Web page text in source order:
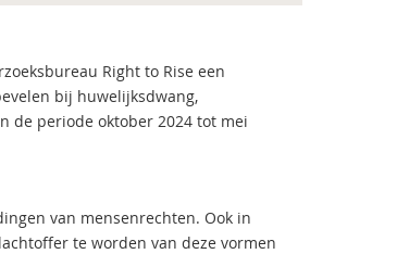
Right to Rise een
bij huwelijksdwang,
de periode oktober 2024 tot mei
van mensenrechten. Ook in
te worden van deze vormen